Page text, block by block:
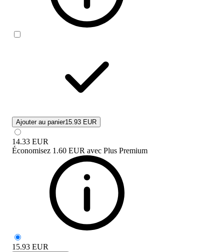
Ajouter au panier15.93 EUR
14.33 EUR
Économisez 1.60 EUR avec Plus Premium
15.93 EUR